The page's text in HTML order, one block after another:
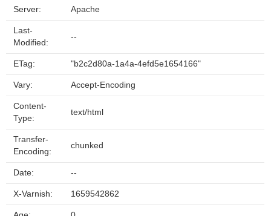
Server: Apache
Last-
Modified:
--
ETag: "b2c2d80a-1a4a-4efd5e1654166"
Vary: Accept-Encoding
Content-
Type:
text/html
Transfer-
Encoding:
chunked
Date: --
X-Varnish: 1659542862